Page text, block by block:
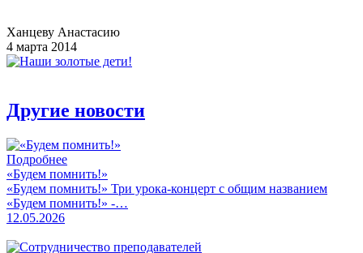
Ханцеву Анастасию
4 марта 2014
Другие новости
Подробнее
«Будем помнить!»
«Будем помнить!» Три урока-концерт с общим названием
«Будем помнить!» -…
12.05.2026